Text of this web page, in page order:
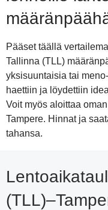
Pääset täällä
Tallinna (TLL)
yksisuuntaisia tai
haettiin ja löydettiin
Voit myös aloittaa
Tampere. Hinnat ja
tahansa.